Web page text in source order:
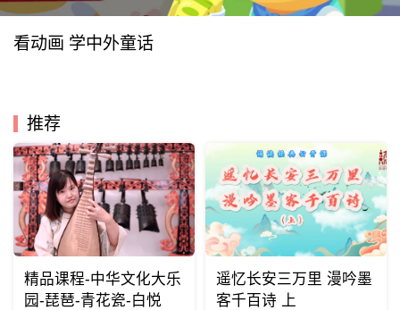
看动画 学中外童话
推荐
精品课程-中华文化大乐
园-琵琶-青花瓷-白悦
遥忆长安三万里 漫吟墨
客千百诗 上